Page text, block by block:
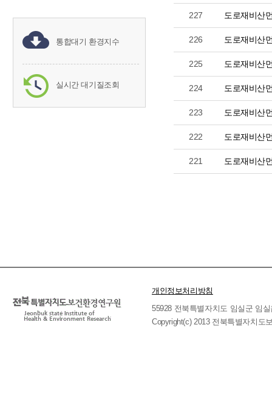
통합대기 환경지수
실시간 대기질조회
227 도로재비산
226 도로재비산
225 도로재비산
224 도로재비산
223 도로재비산
222 도로재비산
221 도로재비산
개인정보처리방침
55928 전북특별자치도 임실군 임
Copyright(c) 2013 전북특별자치도